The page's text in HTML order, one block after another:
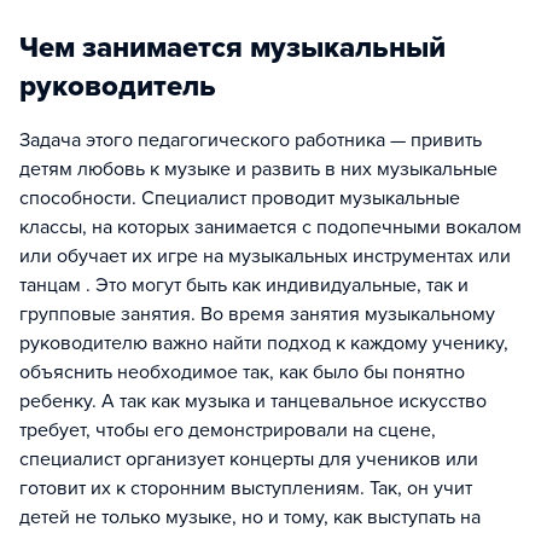
Чем занимается музыкальный
руководитель
Задача этого педагогического работника — привить
детям любовь к музыке и развить в них музыкальные
способности. Специалист проводит музыкальные
классы, на которых занимается с подопечными вокалом
или обучает их игре на музыкальных инструментах или
танцам . Это могут быть как индивидуальные, так и
групповые занятия. Во время занятия музыкальному
руководителю важно найти подход к каждому ученику,
объяснить необходимое так, как было бы понятно
ребенку. А так как музыка и танцевальное искусство
требует, чтобы его демонстрировали на сцене,
специалист организует концерты для учеников или
готовит их к сторонним выступлениям. Так, он учит
детей не только музыке, но и тому, как выступать на